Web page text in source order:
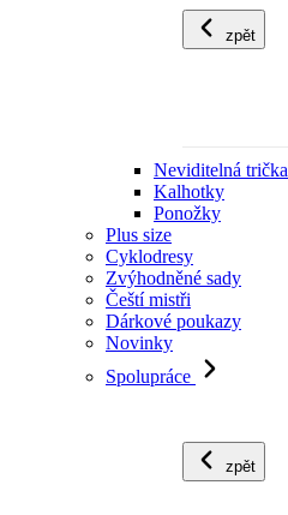
zpět
Neviditelná
Kalhotky
Ponožky
Plus size
Cyklodresy
Zvýhodněné sady
Čeští mistři
Dárkové poukazy
Novinky
Spolupráce
zpět